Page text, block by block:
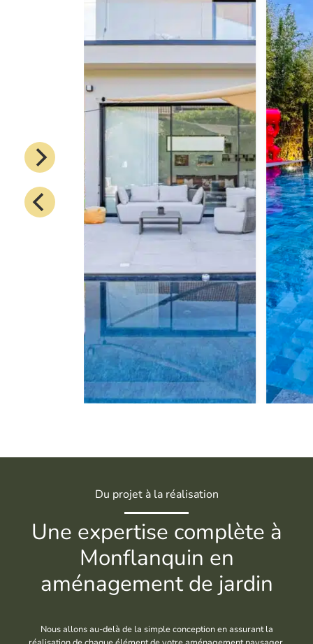
Du projet à la réalisation
Une expertise complète à
Monflanquin en
aménagement de jardin
Nous allons au-delà de la simple conception en assurant la